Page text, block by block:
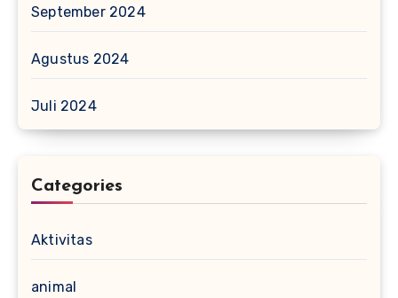
September 2024
Agustus 2024
Juli 2024
Categories
Aktivitas
animal